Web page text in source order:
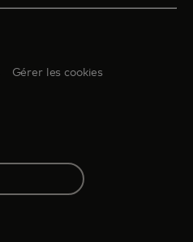
Gérer les cookies